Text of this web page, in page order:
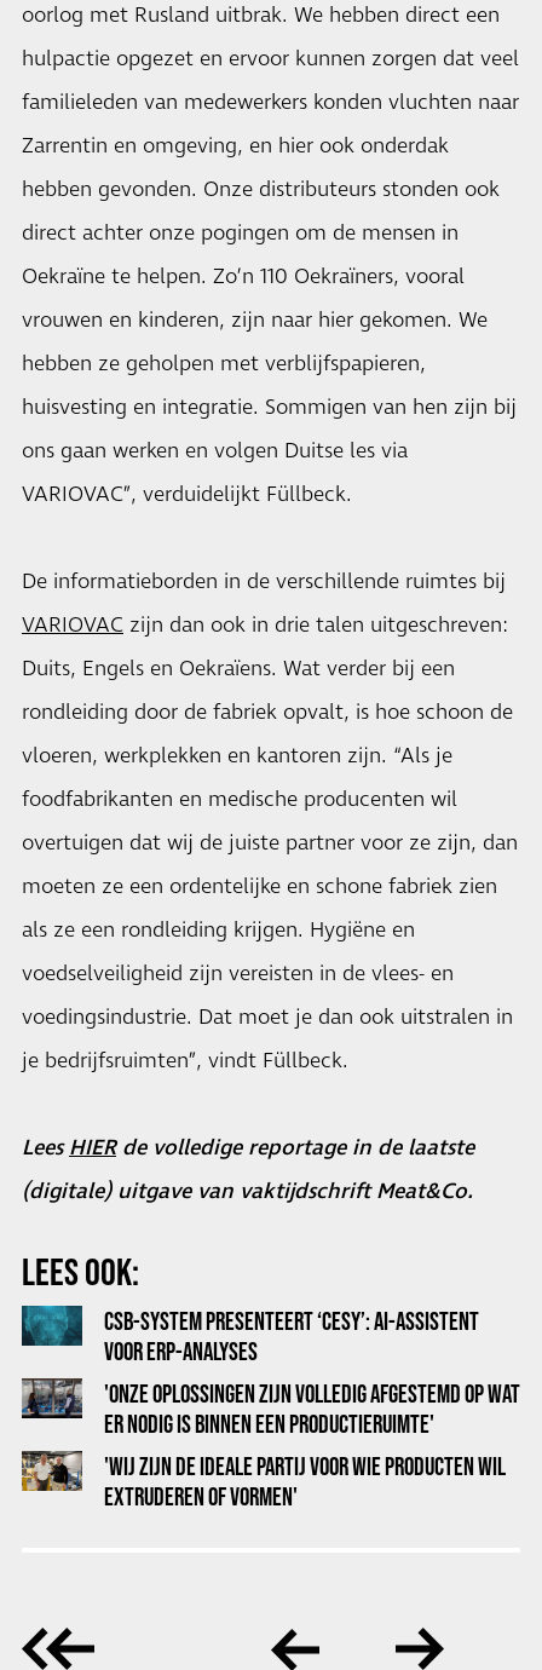
oorlog met Rusland uitbrak. We hebben direct een
hulpactie opgezet en ervoor kunnen zorgen dat veel
familieleden van medewerkers konden vluchten naar
Zarrentin en omgeving, en hier ook onderdak
hebben gevonden. Onze distributeurs stonden ook
direct achter onze pogingen om de mensen in
Oekraïne te helpen. Zo’n 110 Oekraïners, vooral
vrouwen en kinderen, zijn naar hier gekomen. We
hebben ze geholpen met verblijfspapieren,
huisvesting en integratie. Sommigen van hen zijn bij
ons gaan werken en volgen Duitse les via
VARIOVAC”, verduidelijkt Füllbeck.
De informatieborden in de verschillende ruimtes bij
VARIOVAC zijn dan ook in drie talen uitgeschreven:
Duits, Engels en Oekraïens. Wat verder bij een
rondleiding door de fabriek opvalt, is hoe schoon de
vloeren, werkplekken en kantoren zijn. “Als je
foodfabrikanten en medische producenten wil
overtuigen dat wij de juiste partner voor ze zijn, dan
moeten ze een ordentelijke en schone fabriek zien
als ze een rondleiding krijgen. Hygiëne en
voedselveiligheid zijn vereisten in de vlees- en
voedingsindustrie. Dat moet je dan ook uitstralen in
je bedrijfsruimten”, vindt Füllbeck.
LeesHIERde volledige reportage in de laatste
(digitale) uitgave van vaktijdschrift Meat&Co.
LEES OOK:
CSB-SYSTEM PRESENTEERT ‘CESY’: AI-ASSISTENT
VOOR ERP-ANALYSES
'ONZE OPLOSSINGEN ZIJN VOLLEDIG AFGESTEMD OP WAT
ER NODIG IS BINNEN EEN PRODUCTIERUIMTE'
'WIJ ZIJN DE IDEALE PARTIJ VOOR WIE PRODUCTEN WIL
EXTRUDEREN OF VORMEN'